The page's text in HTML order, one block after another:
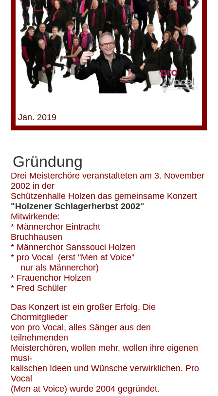
Jan. 2019
Gründung
Drei Meisterchöre veranstalteten am 3. November
2002 in der
Schützenhalle Holzen das gemeinsame Konzert
"Holzener Schlagerherbst 2002"
Mitwirkende:
* Männerchor Eintracht
Bruchhausen
* Männerchor Sanssouci Holzen
* pro Vocal (erst "Men at Voice"
nur als Männerchor)
* Frauenchor Holzen
* Fred Schüler
Das Konzert ist ein großer Erfolg. Die
Chormitglieder
von pro Vocal, alles Sänger aus den
teilnehmenden
Meisterchören, wollen mehr, wollen ihre eigenen
musi-
kalischen Ideen und Wünsche verwirklichen. Pro
Vocal
(Men at Voice) wurde 2004 gegründet.